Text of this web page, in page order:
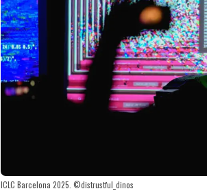
ICLC Barcelona 2025. ©distrustful_dinos